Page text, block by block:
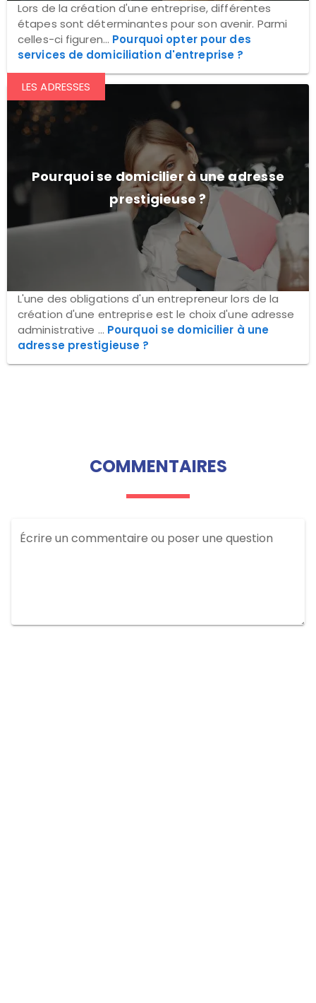
Lors de la création d'une entreprise, différentes
étapes sont déterminantes pour son avenir. Parmi
celles-ci figuren... Pourquoi opter pour des
services de domiciliation d'entreprise ?
Pourquoi se domicilier à une adresse
prestigieuse ?
LES ADRESSES
L'une des obligations d'un entrepreneur lors de la
création d'une entreprise est le choix d'une adresse
administrative ... Pourquoi se domicilier à une
adresse prestigieuse ?
COMMENTAIRES
Écrire un commentaire ou poser une question